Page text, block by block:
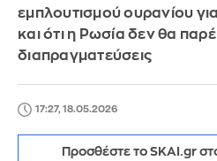
εμπλουτισμού ουρανίου
και ότι η Ρωσία δεν θα
διαπραγματεύσεις
17:27, 18.05.2026
Προσθέστε το SKAI.gr